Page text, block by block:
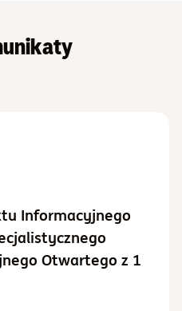
Informacyjnego
Otwartego z 1